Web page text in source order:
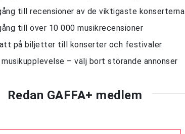
till recensioner av de viktigaste konserterna
till över 10 000 musikrecensioner
på biljetter till konserter och festivaler
musikupplevelse – välj bort störande annonser
Redan GAFFA+ medlem